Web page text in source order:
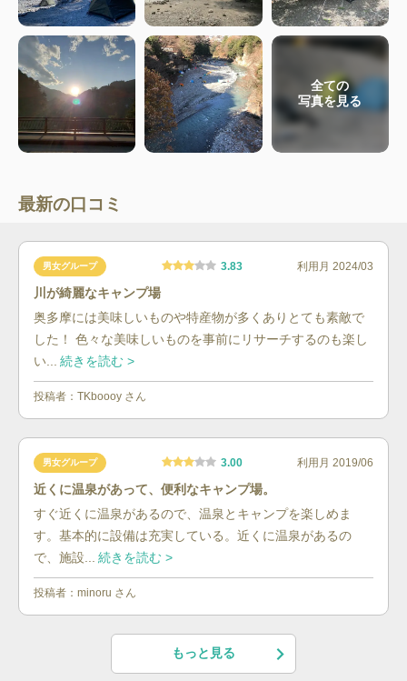
全ての
写真を見る
最新の口コミ
男女グループ 3.83 利用月 2024/03
川が綺麗なキャンプ場
奥多摩には美味しいものや特産物が多くありとても素敵で
した！ 色々な美味しいものを事前にリサーチするのも楽し
い...
続きを読む >
投稿者： TKboooy さん
男女グループ 3.00 利用月 2019/06
近くに温泉があって、便利なキャンプ場。
すぐ近くに温泉があるので、温泉とキャンプを楽しめま
す。基本的に設備は充実している。近くに温泉があるの
で、施設...
続きを読む >
投稿者： minoru さん
もっと見る